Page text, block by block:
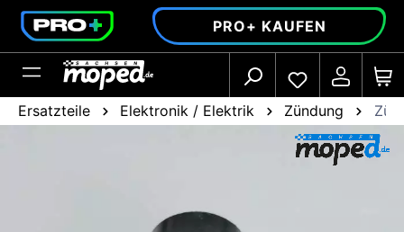
springen PRO+ KAUFEN
Ersatzteile Elektronik / Elektrik Zündung